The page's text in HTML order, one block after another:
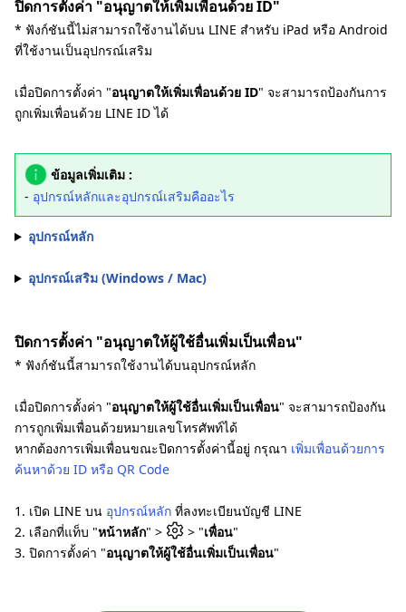
ปิดการตั้งค่า "อนุญาตให้เพิ่มเพื่อนด้วย ID"
* ฟังก์ชันนี้ไม่สามารถใช้งานได้บน LINE สำหรับ iPad หรือ Android
ที่ใช้งานเป็นอุปกรณ์เสริม
เมื่อปิดการตั้งค่า "อนุญาตให้เพิ่มเพื่อนด้วย ID" จะสามารถป้องกันการ
ถูกเพิ่มเพื่อนด้วย LINE ID ได้
ข้อมูลเพิ่มเติม :
- อุปกรณ์หลักและอุปกรณ์เสริมคืออะไร
อุปกรณ์หลัก
อุปกรณ์เสริม (Windows / Mac)
ปิดการตั้งค่า "อนุญาตให้ผู้ใช้อื่นเพิ่มเป็นเพื่อน"
* ฟังก์ชันนี้สามารถใช้งานได้บนอุปกรณ์หลัก
เมื่อปิดการตั้งค่า "อนุญาตให้ผู้ใช้อื่นเพิ่มเป็นเพื่อน" จะสามารถป้องกัน
การถูกเพิ่มเพื่อนด้วยหมายเลขโทรศัพท์ได้
หากต้องการเพิ่มเพื่อนขณะปิดการตั้งค่านี้อยู่ กรุณา เพิ่มเพื่อนด้วยการ
ค้นหาด้วย ID หรือ QR Code
1. เปิด LINE บน อุปกรณ์หลัก ที่ลงทะเบียนบัญชี LINE
2. เลือกที่แท็บ "หน้าหลัก" > > "เพื่อน"
3. ปิดการตั้งค่า "อนุญาตให้ผู้ใช้อื่นเพิ่มเป็นเพื่อน"